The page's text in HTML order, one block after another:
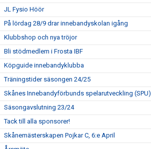
JL Fysio Höör
På lördag 28/9 drar innebandyskolan igång
Klubbshop och nya tröjor
Bli stödmedlem i Frosta IBF
Köpguide innebandyklubba
Träningstider säsongen 24/25
Skånes Innebandyförbunds spelarutveckling (SPU)
Säsongavslutning 23/24
Tack till alla sponsorer!
Skånemästerskapen Pojkar C, 6:e April